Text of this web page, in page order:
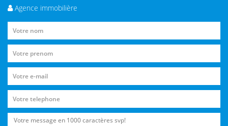
Agence immobilière